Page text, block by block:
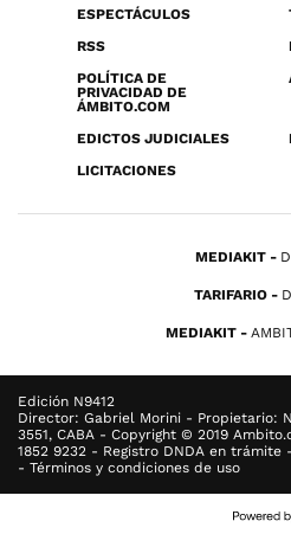
ESPECTÁCULOS
RSS
POLÍTICA DE
PRIVACIDAD DE
ÁMBITO.COM
EDICTOS JUDICIALES
LICITACIONES
MEDIAKIT
TARIFARIO
MEDIAKIT
Edición N9412
Director: Gabriel Morini - Propietario:
3551, CABA - Copyright © 2019
1852 9232 - Registro DNDA en trámite
- Términos y condiciones de uso